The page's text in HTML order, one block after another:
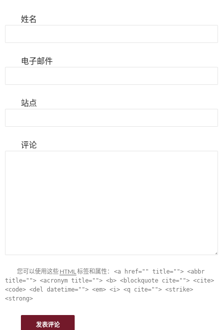
姓名
电子邮件
站点
评论
您可以使用这些 HTML标签和属性： <a href="" title=""> <abbr
title=""> <acronym title=""> <b> <blockquote cite=""> <cite>
<code> <del datetime=""> <em> <i> <q cite=""> <strike>
<strong>